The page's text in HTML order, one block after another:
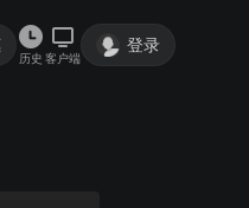
历史 客户端
登录